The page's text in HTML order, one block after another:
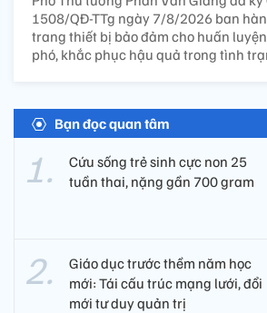
1508/QĐ-TTg ngày 7/8/2026 ban
trang thiết bị bảo đảm cho huấn
phó, khắc phục hậu quả trong tình
Bạn đọc quan tâm
Cứu sống trẻ sinh cực non 25
tuần thai, nặng gần 700 gram
Giáo dục trước thềm năm học
mới: Tái cấu trúc mạng lưới, đổi
mới tư duy quản trị